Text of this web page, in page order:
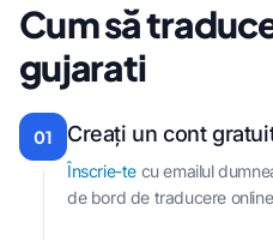
Cum să
gujarati
01 Creați un cont
Înscrie-te cu emailul
de bord de traducere